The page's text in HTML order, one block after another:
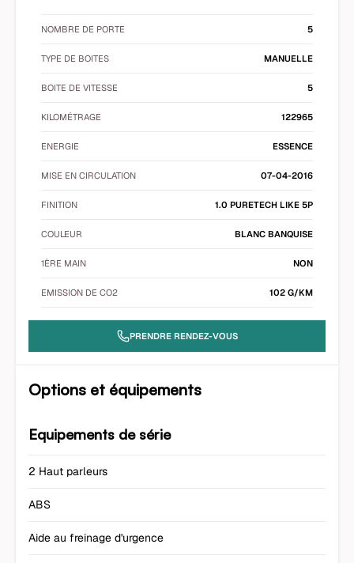
NOMBRE DE PORTE 5
TYPE DE BOITES MANUELLE
BOITE DE VITESSE 5
KILOMÉTRAGE 122965
ENERGIE ESSENCE
MISE EN CIRCULATION 07-04-2016
FINITION 1.0 PURETECH LIKE 5P
COULEUR BLANC BANQUISE
1ÈRE MAIN NON
EMISSION DE CO2 102 G/KM
PRENDRE RENDEZ-VOUS
Options et équipements
Equipements de série
2 Haut parleurs
ABS
Aide au freinage d'urgence